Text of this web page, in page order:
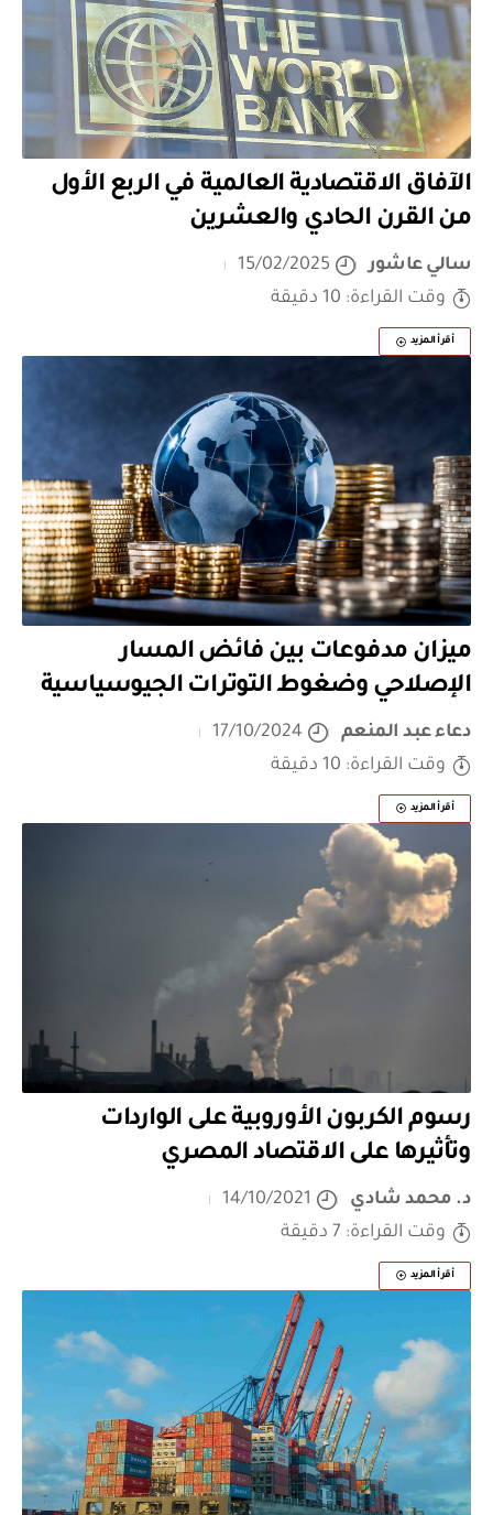
الآفاق الاقتصادية العالمية في الربع الأول
من القرن الحادي والعشرين
سالي عاشور
15/02/2025
وقت القراءة: 10 دقيقة
أقرأ المزيد
ميزان مدفوعات بين فائض المسار
الإصلاحي وضغوط التوترات الجيوسياسية
دعاء عبد المنعم
17/10/2024
وقت القراءة: 10 دقيقة
أقرأ المزيد
رسوم الكربون الأوروبية على الواردات
وتأثيرها على الاقتصاد المصري
د. محمد شادي
14/10/2021
وقت القراءة: 7 دقيقة
أقرأ المزيد